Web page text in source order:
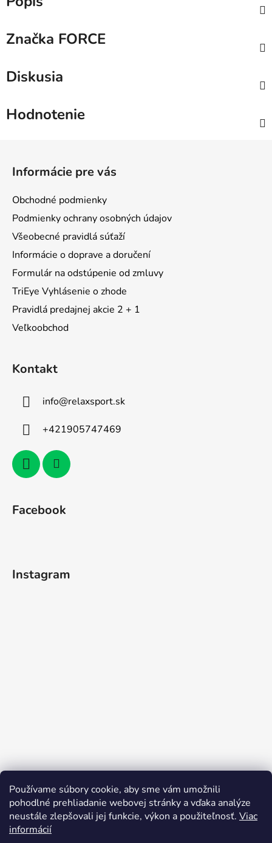
Používame súbory cookie, aby sme vám umožnili
pohodlné prehliadanie webovej stránky a vďaka analýze
neustále zlepšovali jej funkcie, výkon a použiteľnosť. Viac
informácií
Značka FORCE
Diskusia
Hodnotenie
Informácie pre vás
Obchodné podmienky
Podmienky ochrany osobných údajov
Všeobecné pravidlá súťaží
Informácie o doprave a doručení
Formulár na odstúpenie od zmluvy
TriEye Vyhlásenie o zhode
Pravidlá predajnej akcie 2 + 1
Veľkoobchod
Kontakt
info@relaxsport.sk
+421905747469
Facebook
Instagram
Sledovať na Instagrame